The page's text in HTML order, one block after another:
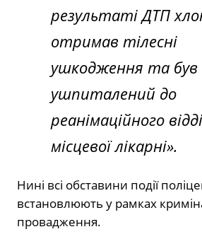
результаті ДТП
отримав тілесні
ушкодження та був
ушпиталений до
реанімаційного
місцевої лікарні».
Нині всі обставини події
встановлюють у рамках
провадження.